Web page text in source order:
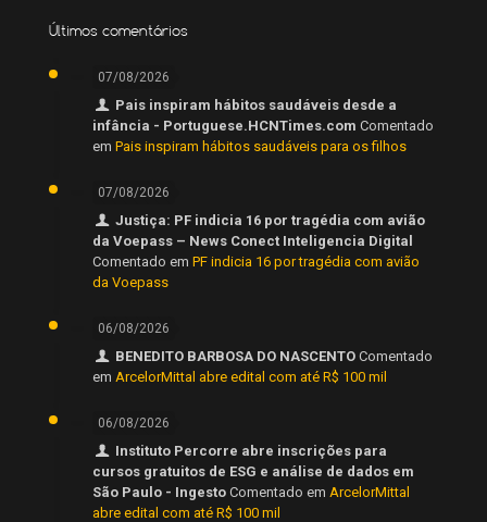
Últimos comentários
07/08/2026
Pais inspiram hábitos saudáveis desde a
infância - Portuguese.HCNTimes.com Comentado
em Pais inspiram hábitos saudáveis para os filhos
07/08/2026
Justiça: PF indicia 16 por tragédia com avião
da Voepass – News Conect Inteligencia Digital
Comentado em PF indicia 16 por tragédia com avião
da Voepass
06/08/2026
BENEDITO BARBOSA DO NASCENTO Comentado
em ArcelorMittal abre edital com até R$ 100 mil
06/08/2026
Instituto Percorre abre inscrições para
cursos gratuitos de ESG e análise de dados em
São Paulo - Ingesto Comentado em ArcelorMittal
abre edital com até R$ 100 mil